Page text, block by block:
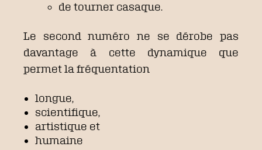
de tourner casaque.
Le second numéro ne se dérobe pas
davantage à cette dynamique que
permet la fréquentation
longue,
scientifique,
artistique et
humaine